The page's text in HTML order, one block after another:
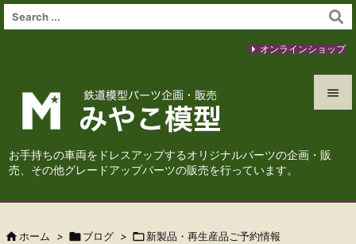
お手持ちの車両をドレスアップするオリジナルパーツの企画・販
売、その他グレードアップパーツの販売を行っています。



オンラインショップ
 ホーム > ブログ > 新製品・再生産品ご予約情報